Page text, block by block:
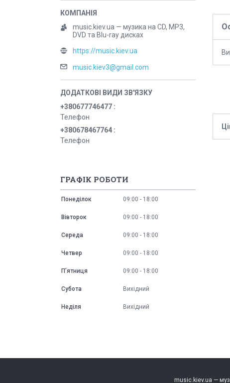
music.kiev.ua — музика на CD, MP3,
DVD та Blu-ray дисках
https://music.kiev.ua
music.kiev3@gmail.com
+380677746477
Телефон
+380678467764
Телефон
ГРАФІК РОБОТИ
Понеділок 09:00 18:00
Вівторок 09:00 18:00
Середа 09:00 18:00
Четвер 09:00 18:00
Пʼятниця 09:00 18:00
Субота Вихідний
Неділя Вихідний